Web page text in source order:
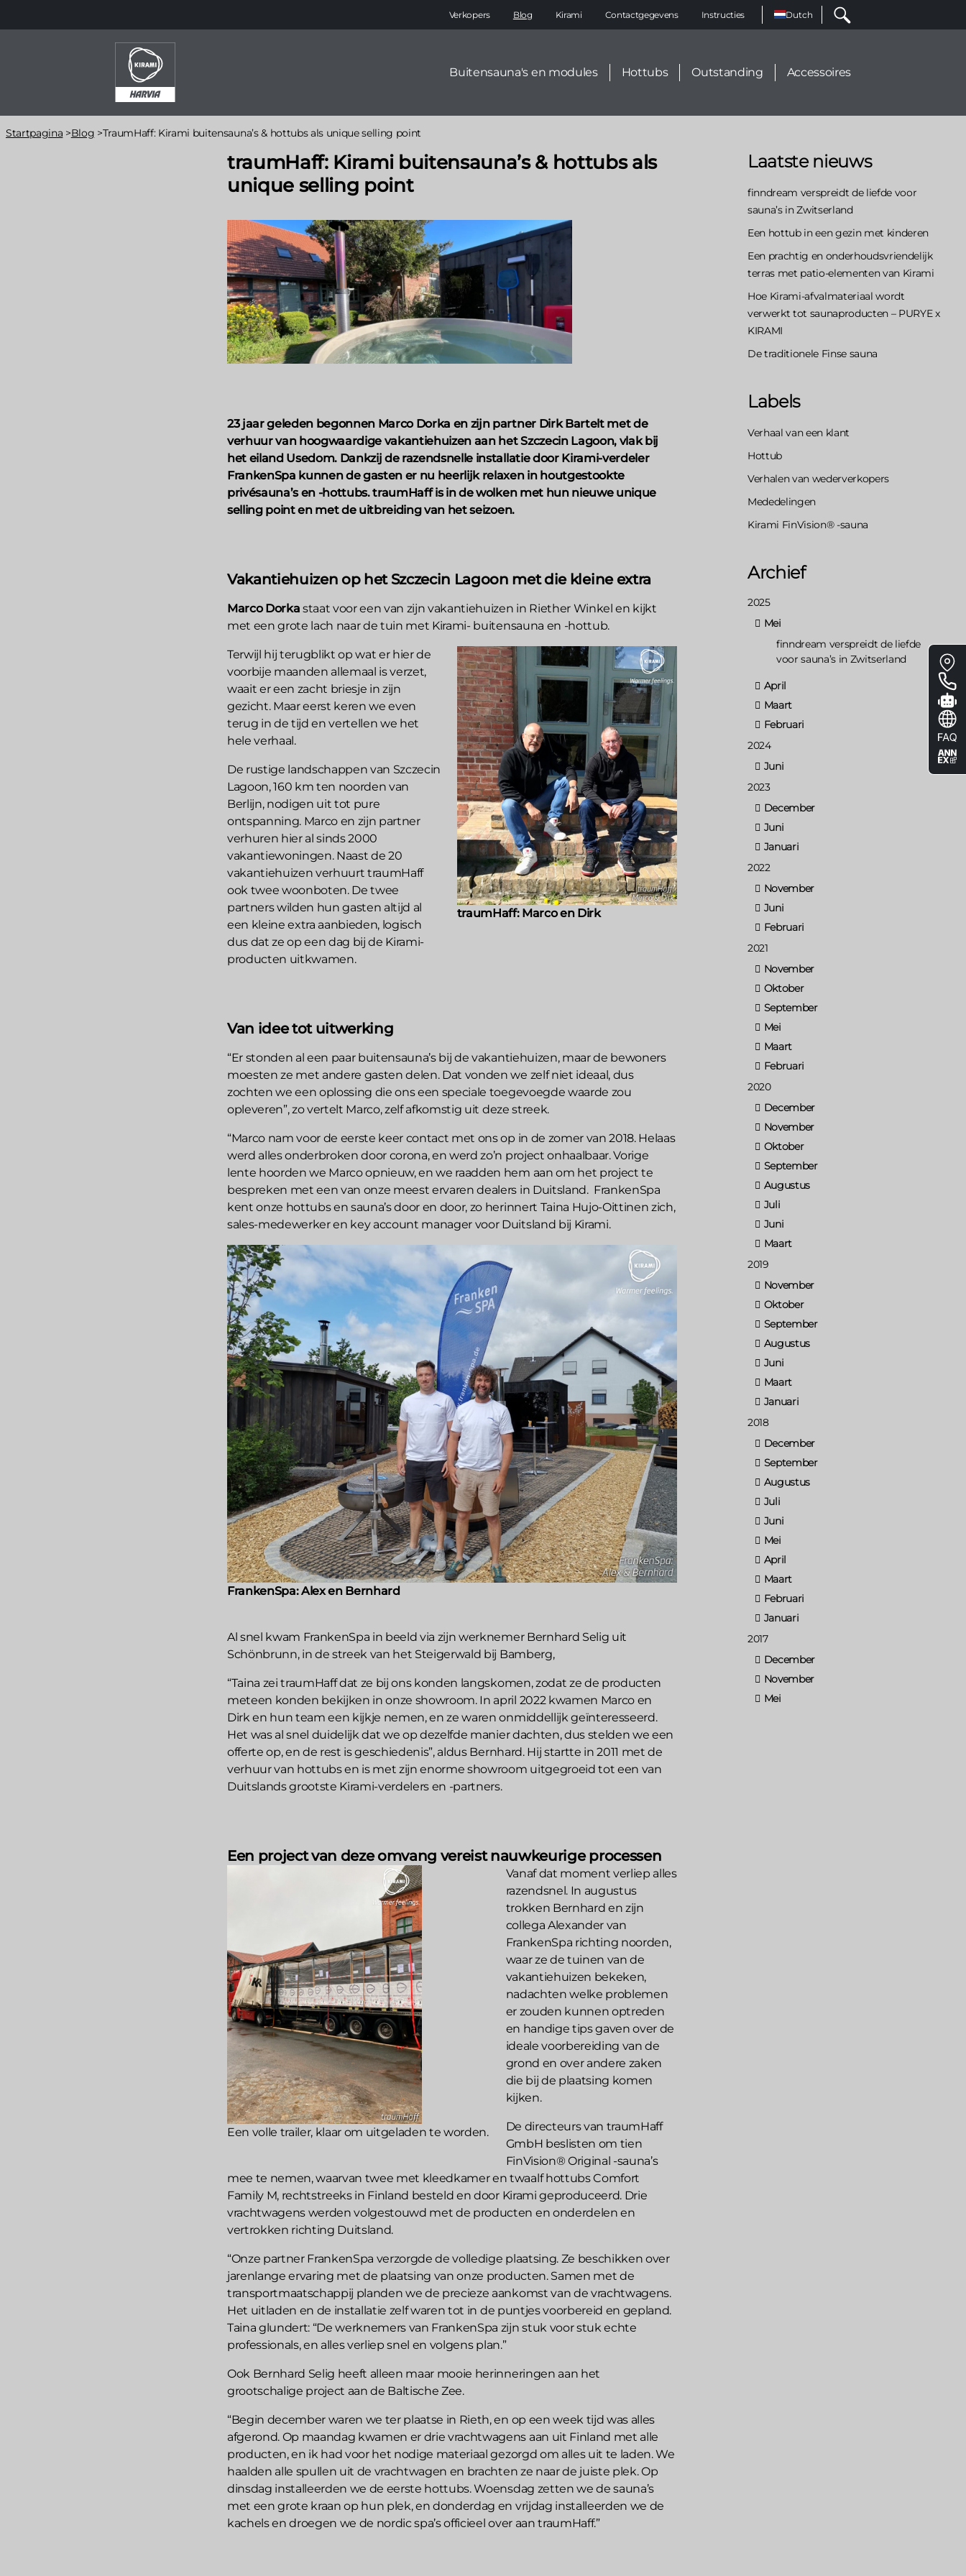
Main
Verkopers Blog Kirami Contactgegevens Instructies
Select
your
Secondary
Buitensauna's en modules Hottubs Outstanding Accessoires
Kruimelpad
Startpagina >Blog >TraumHaff: Kirami buitensauna’s & hottubs als unique selling point
traumHaff: Kirami buitensauna’s & hottubs als
unique selling point
23 jaar geleden begonnen Marco Dorka en zijn partner Dirk Bartelt met de
verhuur van hoogwaardige vakantiehuizen aan het Szczecin Lagoon, vlak bij
het eiland Usedom. Dankzij de razendsnelle installatie door Kirami-verdeler
FrankenSpa kunnen de gasten er nu heerlijk relaxen in houtgestookte
privésauna’s en -hottubs. traumHaff is in de wolken met hun nieuwe unique
selling point en met de uitbreiding van het seizoen.
Vakantiehuizen op het Szczecin Lagoon met die kleine extra
Marco Dorka staat voor een van zijn vakantiehuizen in Riether Winkel en kijkt
met een grote lach naar de tuin met Kirami- buitensauna en -hottub.
traumHaff: Marco enDirk
Terwijl hij terugblikt op wat er hier de
voorbije maanden allemaal is verzet,
waait er een zacht briesje in zijn
gezicht. Maar eerst keren we even
terug in de tijd en vertellen we het
hele verhaal.
De rustige landschappen van Szczecin
Lagoon, 160 km ten noorden van
Berlijn, nodigen uit tot pure
ontspanning. Marco en zijn partner
verhuren hier al sinds 2000
vakantiewoningen. Naast de 20
vakantiehuizen verhuurt traumHaff
ook twee woonboten. De twee
partners wilden hun gasten altijd al
een kleine extra aanbieden, logisch
dus dat ze op een dag bij de Kirami-
producten uitkwamen.
Van idee tot uitwerking
“Er stonden al een paar buitensauna’s bij de vakantiehuizen, maar de bewoners
moesten ze met andere gasten delen. Dat vonden we zelf niet ideaal, dus
zochten we een oplossing die ons een speciale toegevoegde waarde zou
opleveren”, zo vertelt Marco, zelf afkomstig uit deze streek.
“Marco nam voor de eerste keer contact met ons op in de zomer van 2018. Helaas
werd alles onderbroken door corona, en werd zo’n project onhaalbaar. Vorige
lente hoorden we Marco opnieuw, en we raadden hem aan om het project te
bespreken met een van onze meest ervaren dealers in Duitsland. FrankenSpa
kent onze hottubs en sauna’s door en door, zo herinnert Taina Hujo-Oittinen zich,
sales-medewerker en key account manager voor Duitsland bij Kirami.
FrankenSpa: Alex en Bernhard
Al snel kwam FrankenSpa in beeld via zijn werknemer Bernhard Selig uit
Schönbrunn, in de streek van het Steigerwald bij Bamberg,
“Taina zei traumHaff dat ze bij ons konden langskomen, zodat ze de producten
meteen konden bekijken in onze showroom. In april 2022 kwamen Marco en
Dirk en hun team een kijkje nemen, en ze waren onmiddellijk geïnteresseerd.
Het was al snel duidelijk dat we op dezelfde manier dachten, dus stelden we een
offerte op, en de rest is geschiedenis”, aldus Bernhard. Hij startte in 2011 met de
verhuur van hottubs en is met zijn enorme showroom uitgegroeid tot een van
Duitslands grootste Kirami-verdelers en -partners.
Een project van deze omvang vereist nauwkeurige processen
Een volle trailer, klaar om uitgeladen te worden.
Vanaf dat moment verliep alles
razendsnel. In augustus
trokken Bernhard en zijn
collega Alexander van
FrankenSpa richting noorden,
waar ze de tuinen van de
vakantiehuizen bekeken,
nadachten welke problemen
er zouden kunnen optreden
en handige tips gaven over de
ideale voorbereiding van de
grond en over andere zaken
die bij de plaatsing komen
kijken.
De directeurs van traumHaff
GmbH beslisten om tien
FinVision® Original -sauna’s
mee te nemen, waarvan twee met kleedkamer en twaalf hottubs Comfort
Family M, rechtstreeks in Finland besteld en door Kirami geproduceerd. Drie
vrachtwagens werden volgestouwd met de producten en onderdelen en
vertrokken richting Duitsland.
“Onze partner FrankenSpa verzorgde de volledige plaatsing. Ze beschikken over
jarenlange ervaring met de plaatsing van onze producten. Samen met de
transportmaatschappij planden we de precieze aankomst van de vrachtwagens.
Het uitladen en de installatie zelf waren tot in de puntjes voorbereid en gepland.
Taina glundert: “De werknemers van FrankenSpa zijn stuk voor stuk echte
professionals, en alles verliep snel en volgens plan.”
Ook Bernhard Selig heeft alleen maar mooie herinneringen aan het
grootschalige project aan de Baltische Zee.
“Begin december waren we ter plaatse in Rieth, en op een week tijd was alles
afgerond. Op maandag kwamen er drie vrachtwagens aan uit Finland met alle
producten, en ik had voor het nodige materiaal gezorgd om alles uit te laden. We
haalden alle spullen uit de vrachtwagen en brachten ze naar de juiste plek. Op
dinsdag installeerden we de eerste hottubs. Woensdag zetten we de sauna’s
met een grote kraan op hun plek, en donderdag en vrijdag installeerden we de
kachels en droegen we de nordic spa’s officieel over aan traumHaff.”
Laatste nieuws
finndream verspreidt de liefde voor
sauna’s in Zwitserland
Een hottub in een gezin met kinderen
Een prachtig en onderhoudsvriendelijk
terras met patio-elementen van Kirami
Hoe Kirami-afvalmateriaal wordt
verwerkt tot saunaproducten – PURYE x
KIRAMI
De traditionele Finse sauna
Labels
Verhaal van een klant
Hottub
Verhalen van wederverkopers
Mededelingen
Kirami FinVision® -sauna
Archief
2025
Mei
finndream verspreidt de liefde
voor sauna’s in Zwitserland
April
Maart
Februari
2024
Juni
2023
December
Juni
Januari
2022
November
Juni
Februari
2021
November
Oktober
September
Mei
Maart
Februari
2020
December
November
Oktober
September
Augustus
Juli
Juni
Maart
2019
November
Oktober
September
Augustus
Juni
Maart
Januari
2018
December
September
Augustus
Juli
Juni
Mei
April
Maart
Februari
Januari
2017
December
November
Mei